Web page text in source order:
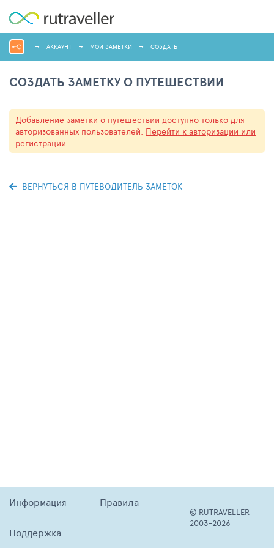
АККАУНТ МОИ ЗАМЕТКИ СОЗДАТЬ
СОЗДАТЬ ЗАМЕТКУ О ПУТЕШЕСТВИИ
Добавление заметки о путешествии доступно только для
авторизованных пользователей. Перейти к авторизации или
регистрации.
ВЕРНУТЬСЯ В ПУТЕВОДИТЕЛЬ ЗАМЕТОК
Информация Правила
Поддержка
© RUTRAVELLER
2003-2026